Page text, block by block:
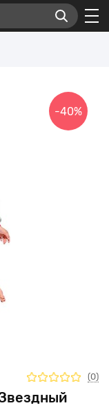
(0)
-40%